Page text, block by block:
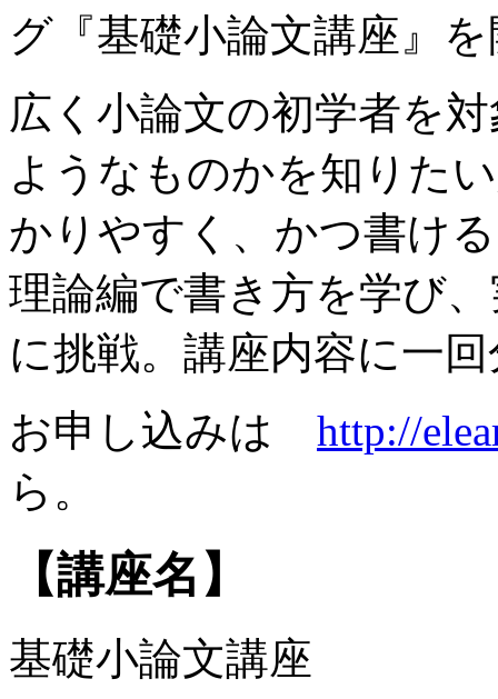
グ『基礎小論文講座』
広く小論文の初学者を
ようなものかを知りた
かりやすく、かつ書け
理論編で書き方を学び
に挑戦。講座内容に一
お申し込みは http://
ら。
【講座名】
基礎小論文講座